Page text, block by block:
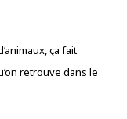
ça fait
retrouve dans le